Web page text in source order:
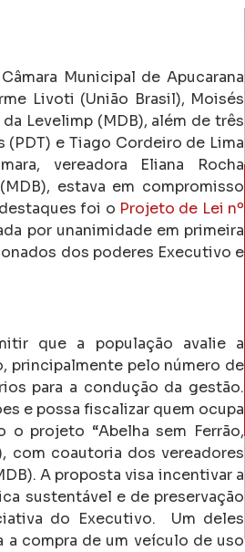
Municipal de Apucarana
Livoti (União Brasil), Moisés
Levelimp (MDB), além de três
e Tiago Cordeiro de Lima
vereadora Eliana Rocha
estava em compromisso
foi o Projeto de Lei nº
por unanimidade em primeira
dos poderes Executivo e
que a população avalie a
principalmente pelo número de
para a condução da gestão.
e possa fiscalizar quem ocupa
o projeto “Abelha sem Ferrão,
com coautoria dos vereadores
A proposta visa incentivar a
sustentável e de preservação
do Executivo. Um deles
a compra de um veículo de uso